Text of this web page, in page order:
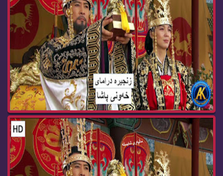
زنجیره‌ درامای خه‌ونی پاشا ئه‌ڵقه‌ی 61 dramay x...